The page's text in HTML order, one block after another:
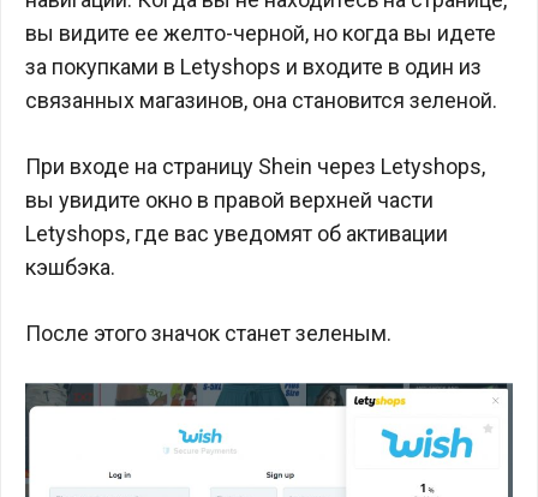
вы видите ее желто-черной, но когда вы идете
за покупками в Letyshops и входите в один из
связанных магазинов, она становится зеленой.
При входе на страницу Shein через Letyshops,
вы увидите окно в правой верхней части
Letyshops, где вас уведомят об активации
кэшбэка.
После этого значок станет зеленым.